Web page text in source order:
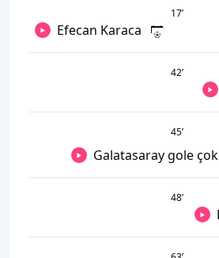
17’
Efecan Karaca
42’
45’
Galatasaray gole çok
48’